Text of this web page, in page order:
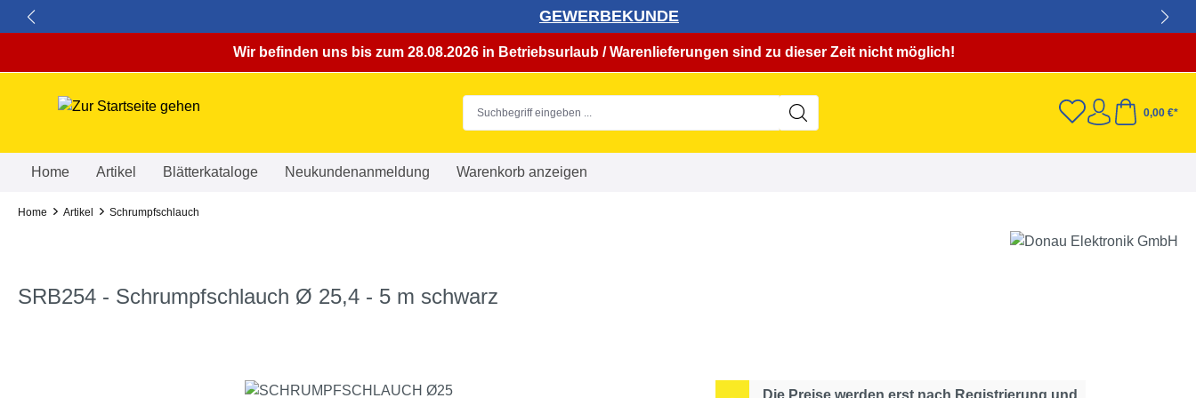
GEWERBEKUNDE
Wir befinden uns bis zum 28.08.2026 in Betriebsurlaub / Warenlieferungen sind zu dieser Zeit nicht möglich!
0,00 €*
Home Artikel Blätterkataloge Neukundenanmeldung Warenkorb anzeigen
Home Artikel Schrumpfschlauch
SRB254 - Schrumpfschlauch Ø 25,4 - 5 m schwarz
Die Preise werden erst nach Registrierung und